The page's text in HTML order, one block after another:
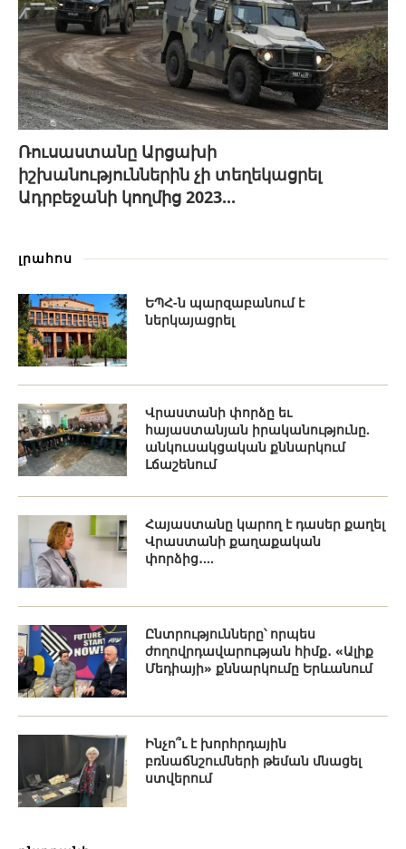
Ռուսաստանը Արցախի
իշխանություններին չի տեղեկացրել
Ադրբեջանի կողմից 2023...
լրահոս
ԵՊՀ-ն պարզաբանում է
ներկայացրել
Վրաստանի փորձը եւ
հայաստանյան իրականությունը.
անկուսակցական քննարկում
Լճաշենում
Հայաստանը կարող է դասեր քաղել
Վրաստանի քաղաքական
փորձից․...
Ընտրությունները՝ որպես
ժողովրդավարության հիմք․ «Ալիք
Մեդիայի» քննարկումը Երևանում
Ինչո՞ւ է խորհրդային
բռնաճնշումների թեման մնացել
ստվերում